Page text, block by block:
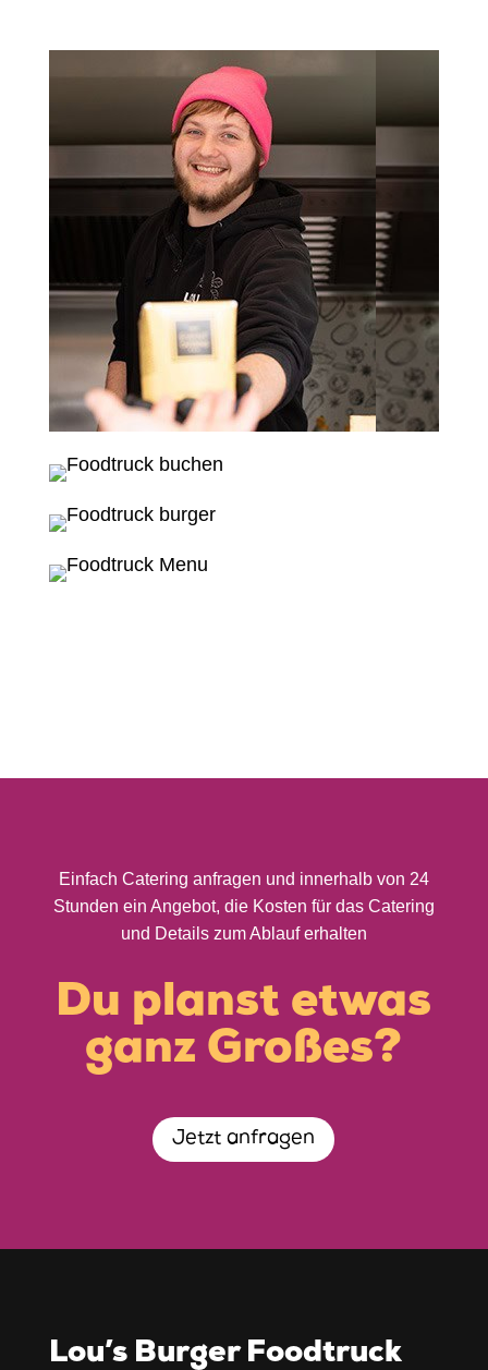
Einfach Catering anfragen und innerhalb von 24
Stunden ein Angebot, die Kosten für das Catering
und Details zum Ablauf erhalten
Du planst etwas
ganz Großes?
Jetzt anfragen
Lou’s Burger Foodtruck